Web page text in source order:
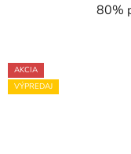
80%
AKCIA
VÝPREDAJ